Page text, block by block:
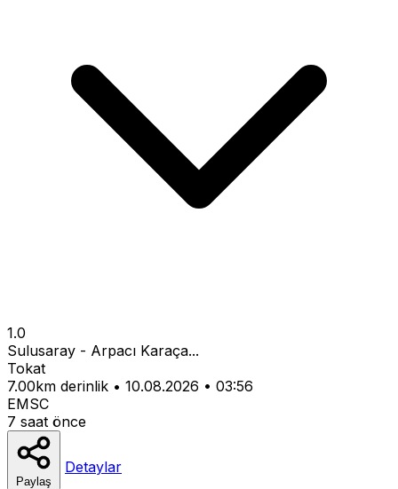
1.0
Sulusaray - Arpacı Karaça...
Tokat
7.00km derinlik • 10.08.2026 • 03:56
EMSC
7 saat önce
Paylaş
Detaylar